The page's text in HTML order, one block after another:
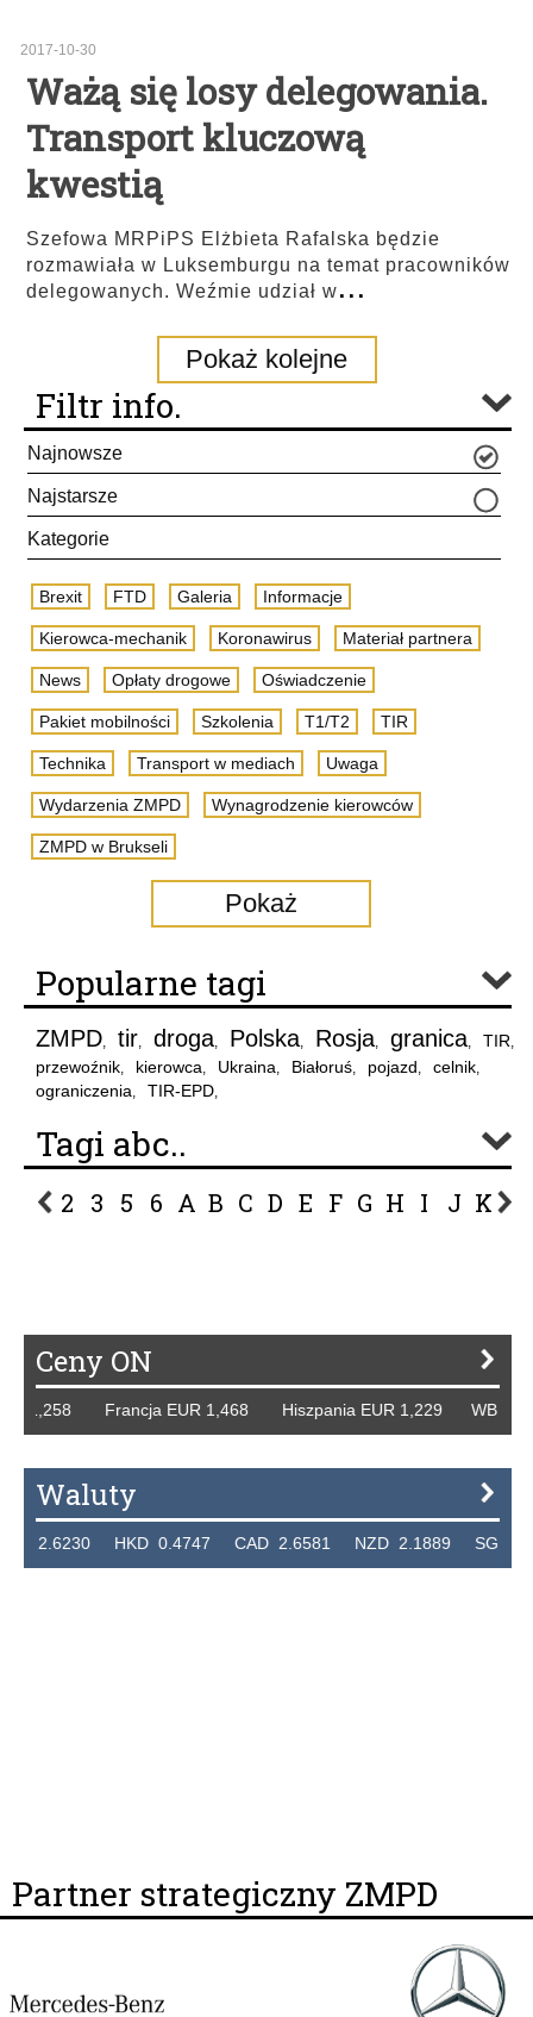
2017-10-30
Ważą się losy delegowania.
Transport kluczową
kwestią
Szefowa MRPiPS Elżbieta Rafalska będzie
rozmawiała w Luksemburgu na temat pracowników
delegowanych. Weźmie udział w...
Pokaż kolejne
Filtr info.
Najnowsze
Najstarsze
Kategorie
Brexit FTD Galeria Informacje
Kierowca-mechanik Koronawirus Materiał partnera
News Opłaty drogowe Oświadczenie
Pakiet mobilności Szkolenia T1/T2 TIR
Technika Transport w mediach Uwaga
Wydarzenia ZMPD Wynagrodzenie kierowców
ZMPD w Brukseli
Pokaż
Popularne tagi
ZMPD, tir, droga, Polska, Rosja, granica, TIR,
przewoźnik, kierowca, Ukraina, Białoruś, pojazd, celnik,
ograniczenia, TIR-EPD,
Tagi abc..
2 3 5 6 A B C D E F G H I J K L
Ceny ON
Francja EUR 1,468 Hiszpania EUR 1,229 WB GBP
Waluty
HKD 0.4747 CAD 2.6581 NZD 2.1889 SGD
Partner strategiczny ZMPD